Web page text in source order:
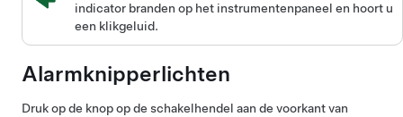
indicator branden op het instrumentenpaneel en hoort u
een klikgeluid.
Alarmknipperlichten
Druk op de knop op de schakelhendel aan de voorkant van